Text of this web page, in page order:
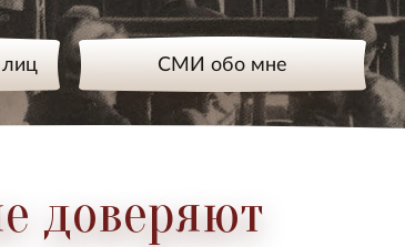
СМИ обо мне
доверяют